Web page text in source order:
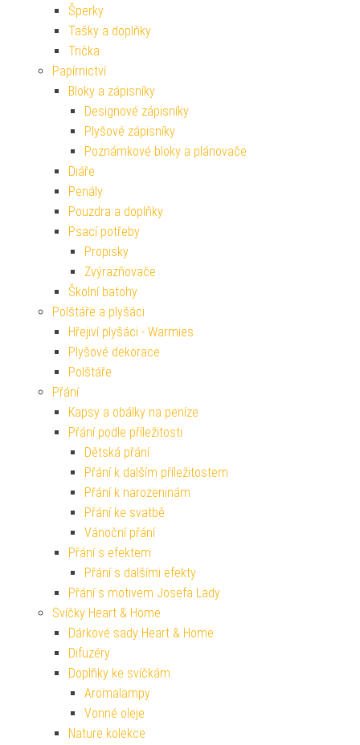
Šperky
Tašky a doplňky
Trička
Papírnictví
Bloky a zápisníky
Designové zápisníky
Plyšové zápisníky
Poznámkové bloky a plánovače
Diáře
Penály
Pouzdra a doplňky
Psací potřeby
Propisky
Zvýrazňovače
Školní batohy
Polštáře a plyšáci
Hřejiví plyšáci - Warmies
Plyšové dekorace
Polštáře
Přání
Kapsy a obálky na peníze
Přání podle příležitosti
Dětská přání
Přání k dalším příležitostem
Přání k narozeninám
Přání ke svatbě
Vánoční přání
Přání s efektem
Přání s dalšími efekty
Přání s motivem Josefa Lady
Svíčky Heart & Home
Dárkové sady Heart & Home
Difuzéry
Doplňky ke svíčkám
Aromalampy
Vonné oleje
Nature kolekce